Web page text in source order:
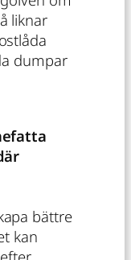
liknar
dumpar
bättre
kan